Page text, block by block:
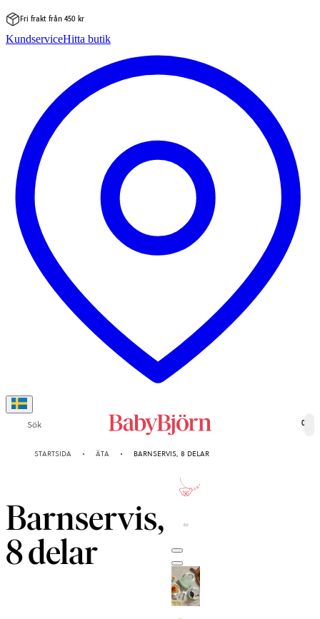
till
Fri frakt från 450 kr
KundserviceHitta butik
Sök 0
STARTSIDA ÄTA BARNSERVIS, 8 DELAR
Barnservis,
8 delar
GARANTI